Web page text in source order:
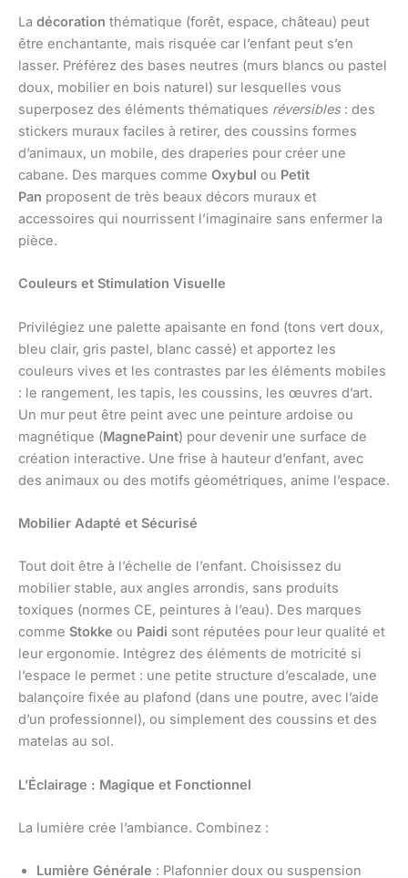
La décoration thématique (forêt, espace, château) peut
être enchantante, mais risquée car l’enfant peut s’en
lasser. Préférez des bases neutres (murs blancs ou pastel
doux, mobilier en bois naturel) sur lesquelles vous
superposez des éléments thématiques réversibles: des
stickers muraux faciles à retirer, des coussins formes
d’animaux, un mobile, des draperies pour créer une
cabane. Des marques comme Oxybul ou Petit
Pan proposent de très beaux décors muraux et
accessoires qui nourrissent l’imaginaire sans enfermer la
pièce.
Couleurs et Stimulation Visuelle
Privilégiez une palette apaisante en fond (tons vert doux,
bleu clair, gris pastel, blanc cassé) et apportez les
couleurs vives et les contrastes par les éléments mobiles
: le rangement, les tapis, les coussins, les œuvres d’art.
Un mur peut être peint avec une peinture ardoise ou
magnétique (MagnePaint) pour devenir une surface de
création interactive. Une frise à hauteur d’enfant, avec
des animaux ou des motifs géométriques, anime l’espace.
Mobilier Adapté et Sécurisé
Tout doit être à l’échelle de l’enfant. Choisissez du
mobilier stable, aux angles arrondis, sans produits
toxiques (normes CE, peintures à l’eau). Des marques
comme Stokke ou Paidi sont réputées pour leur qualité et
leur ergonomie. Intégrez des éléments de motricité si
l’espace le permet : une petite structure d’escalade, une
balançoire fixée au plafond (dans une poutre, avec l’aide
d’un professionnel), ou simplement des coussins et des
matelas au sol.
L’Éclairage : Magique et Fonctionnel
La lumière crée l’ambiance. Combinez :
Lumière Générale : Plafonnier doux ou suspension